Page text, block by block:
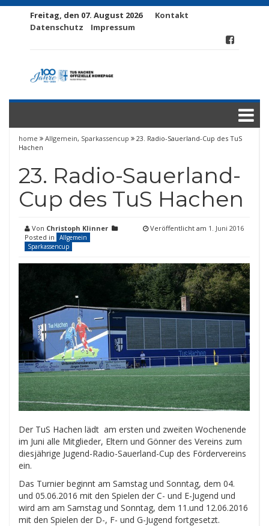
Freitag, den 07. August 2026
Kontakt
Datenschutz
Impressum
home Allgemein, Sparkassencup
23. Radio-Sauerland-Cup des TuS
Hachen
23. Radio-Sauerland-
Cup des TuS Hachen
Von Christoph Klinner
Posted in
Allgemein
Sparkassencup
Veröffentlicht am 1. Juni 2016
Der TuS Hachen lädt am ersten und zweiten Wochenende
im Juni alle Mitglieder, Eltern und Gönner des Vereins zum
diesjährige Jugend-Radio-Sauerland-Cup des Fördervereins
ein.
Das Turnier beginnt am Samstag und Sonntag, dem 04.
und 05.06.2016 mit den Spielen der C- und E-Jugend und
wird am am Samstag und Sonntag, dem 11.und 12.06.2016
mit den Spielen der D-, F- und G-Jugend fortgesetzt.